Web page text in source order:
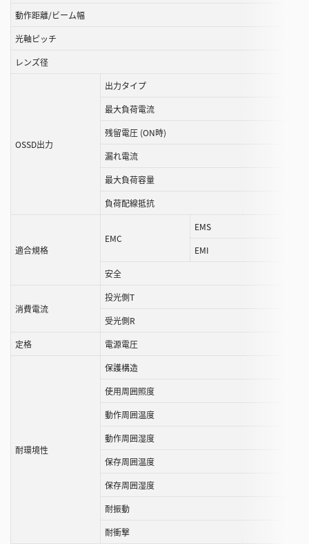
動作距離/ビーム幅
光軸ピッチ
レンズ径
OSSD出力
出力タイプ
最大負荷電流
残留電圧 (ON時)
漏れ電流
最大負荷容量
負荷配線抵抗
適合規格
EMC
EMS
EMI
安全
消費電流
投光側T
受光側R
定格
電源電圧
耐環境性
保護構造
使用周囲照度
動作周囲温度
動作周囲湿度
保存周囲温度
保存周囲湿度
耐振動
耐衝撃